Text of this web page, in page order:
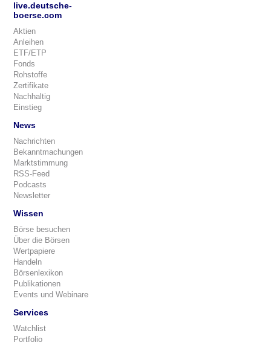
live.deutsche-
boerse.com
Aktien
Anleihen
ETF/ETP
Fonds
Rohstoffe
Zertifikate
Nachhaltig
Einstieg
News
Nachrichten
Bekanntmachungen
Marktstimmung
RSS-Feed
Podcasts
Newsletter
Wissen
Börse besuchen
Über die Börsen
Wertpapiere
Handeln
Börsenlexikon
Publikationen
Events und Webinare
Services
Watchlist
Portfolio